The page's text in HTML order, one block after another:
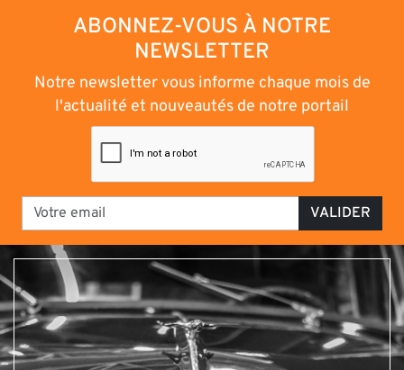
ABONNEZ-VOUS À NOTRE
NEWSLETTER
Notre newsletter vous informe chaque mois de
l'actualité et nouveautés de notre portail
VALIDER